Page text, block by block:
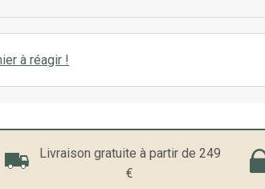
à réagir !
Livraison gratuite à partir de 249
€